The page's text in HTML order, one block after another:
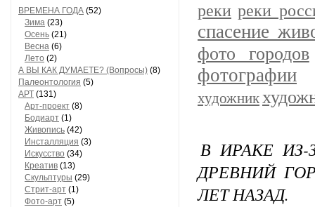
ВРЕМЕНА ГОДА (52)
Зима (23)
Осень (21)
Весна (6)
Лето (2)
А ВЫ КАК ДУМАЕТЕ? (Вопросы) (8)
Палеонтология (5)
АРТ (131)
Арт-проект (8)
Бодиарт (1)
Живопись (42)
Инсталляция (3)
Искусство (34)
Креатив (13)
Скульптуры (29)
Стрит-арт (1)
Фото-арт (5)
реки реки
спасение
фото городов
фотографии
художник
В ИРАКЕ
ДРЕВНИЙ
ЛЕТ НАЗАД.